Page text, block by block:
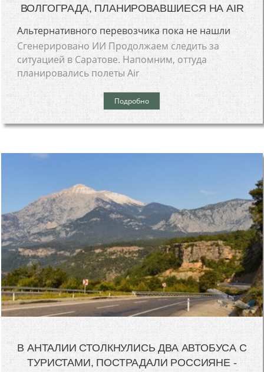
ВОЛГОГРАДА, ПЛАНИРОВАВШИЕСЯ НА AIR
Альтернативного перевозчика пока не нашли
Сгенерировано ИИ Продолжаем следить за
ситуацией в Саратове. Напомним, оттуда
планировались полеты Air
Подробно
В АНТАЛИИ СТОЛКНУЛИСЬ ДВА АВТОБУСА С
ТУРИСТАМИ, ПОСТРАДАЛИ РОССИЯНЕ -